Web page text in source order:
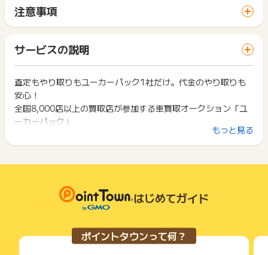
２．WEB申込後の経過期間にかかわらず
・電話不通、サービスの利用意思がない、利用中止やお断り
の場合
・不備、不正、虚偽、重複、いたずら、報酬目的、キャンセ
ルの場合
・広告主の判断により却下された場合
３．本キャンペーンページ以外からのお申込
４．サービスを受けられないお申込の場合
※ポイントに関するお問い合わせは、ポイントタウンサポートま
でお問い合わせください。
ポイントについて、広告主に直接お問い合わせをした場合、ポ
イント獲得対象外となる場合がございます。
※ポイントに関するお問い合わせは、ポイントタウンのサポート
お問い合わせをした場合、ポイント獲得対象外となる場合がご
サイトに移動してからお申し込みやお買い物が完了するまでの
間に、同じブラウザ（※）で他のサイトに移動した場合はポイン
ト獲得ができません。
「 サイトへ行ってポイントGET 」ボタンを押した時とサービ
ス・お買い物利用時で、デバイス・ブラウザが異なる場合はポ
イント獲得ができません。
2回以上同じお買い物・サービスをご利用される場合は、毎回
ポイントタウンに戻り、「 サイトへ行ってポイントGET 」ボ
タンを押してからご利用ください。
下記の事項に該当する場合、広告主側で対象外とみなし、「獲
い物を複数回ご利用された場合
て一度でも同サービス・お買い物を利用されたことがある場合
ご利用前には、Cookieの削除をおこなっていただくことを推奨
サービス・お買い物利用時にお電話など2つ以上の申し込み方
法がある場合、必ずサイト上のWEBフォームからお申し込みく
注意事項
一部のサービスにつきましては、1商品につき10円単位の金額
は切り捨てとなります。
ポイント獲得が1ポイント未満のものは切り捨てとなり、ポイ
ント履歴には記載されません。
原則として広告主側のポイント等を利用して支払われた金額分
につきましては、ポイントタウンのポイント獲得の対象には含
まれません。
広告主が運営しているサービスの都合もしくは会員様の都合で
商品の交換や一部でもキャンセルされた場合、ポイントが無効
になる可能性もございます。
条件を達成しているかどうかは各広告主ではなく、代理店が行
っているため、広告主はポイントに関する詳細を把握しており
そのため、ポイントタウンのポイントに関するお問い合わせを
広告主様に直接行わないようお願いいたします。
サービスの説明
査定もやり取りもユーカーパック1社だけ。代金のやり取りも
安心！
全国8,000店以上の買取店が参加する車買取オークション「ユ
ーカーパック」
◆こんな方におすすめ◆
「価格交渉に振り回されたくない」
「安心して納得できる価格で車を売りたい」
「売却後の代金トラブルが心配」
ユーカーパックは、全国8,000店以上が参加する国内最大級の
もっと見る
はじめてガイド
ポイントタウンって何？